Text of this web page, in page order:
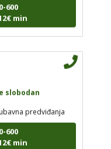
600
min
slobodan
predviđanja
600
min